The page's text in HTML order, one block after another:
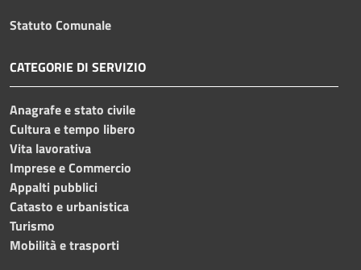
Statuto Comunale
CATEGORIE DI SERVIZIO
Anagrafe e stato civile
Cultura e tempo libero
Vita lavorativa
Imprese e Commercio
Appalti pubblici
Catasto e urbanistica
Turismo
Mobilità e trasporti